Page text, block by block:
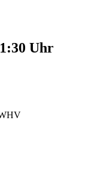
Uhr